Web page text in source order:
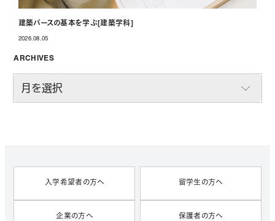
建築パースの基本を学ぶ[建築学科]
2026.08.05
ARCHIVES
入学希望者の方へ 留学生の方へ
企業の方へ 保護者の方へ